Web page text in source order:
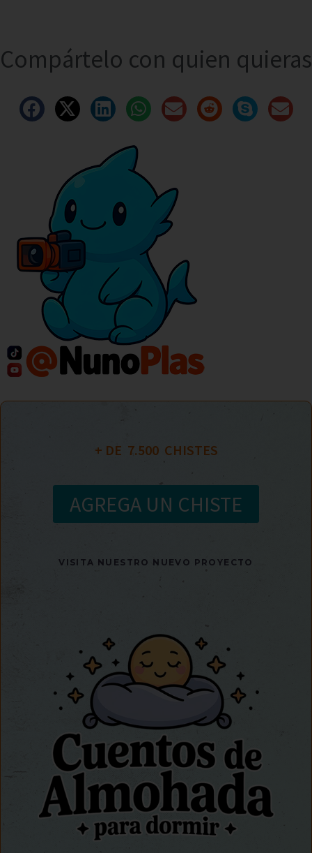
Compártelo con quien quieras
+ DE 7.500
  CHISTES
AGREGA UN CHISTE
VISITA NUESTRO NUEVO PROYECTO